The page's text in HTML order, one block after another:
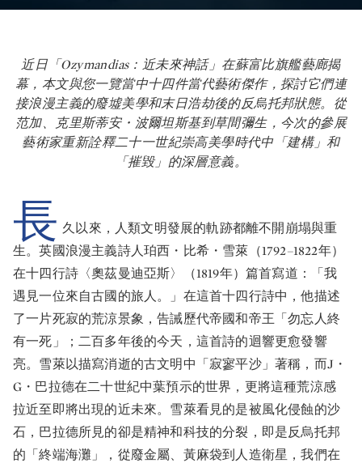
近日「Ozymandias：近未來神話」在蘇富比旗艦藝廊揭
幕，本文與您一覽當中十四件當代藝術傑作，探討它們連
接浪漫主義的廢墟美學和末日浩劫後的反烏托邦狀態。從
范加、克里斯蒂安・波爾坦斯基到草間彌生，今次的參展
藝術家重新詮釋二十一世紀崇高美學時代中「建構」和
「摧毀」的深層意義。
長 久以來，人類文明發展的軌跡都離不開崩塌與重
生。英國浪漫主義詩人珀西・比希・雪萊（1792–1822年）
在十四行詩〈奧茲曼迪亞斯〉（1819年）篇首寫道：「我
遇見一位來自古國的旅人。」在這首十四行詩中，他描述
了一片死寂的荒涼景象，告誡歷代帝國和帝王「勿忘人終
有一死」；二百多年後的今天，這首詩的迴響更愈發響
亮。雪萊以描寫消逝的古文明中「寂寥平沙」著稱，而J・
G・巴拉德在二十世紀中葉預示的世界，更將這種荒涼感
拉近至即將出現的近未來。雪萊看見的是被風化侵蝕的沙
石，巴拉德所見的卻是精神和科技的分裂，即是反烏托邦
的「終端海灘」，從廢金屬、黃麻袋到人造衛星，我們在